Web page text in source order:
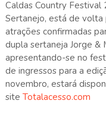
Caldas Country
Sertanejo, está de volta
atrações confirmadas
dupla sertaneja Jorge &
apresentando-se no
de ingressos para a
novembro, estará
site Totalacesso.com